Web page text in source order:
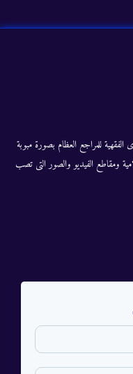
للمراجع العظام بصورة مبوبة
ومقاطع الفيديو والصور التى تصب